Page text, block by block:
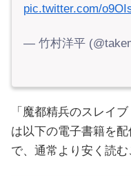
pic.twitter.com/
— 竹村洋平
「魔都精兵のスレイ
は以下の電子書籍を
で、通常より安く読む